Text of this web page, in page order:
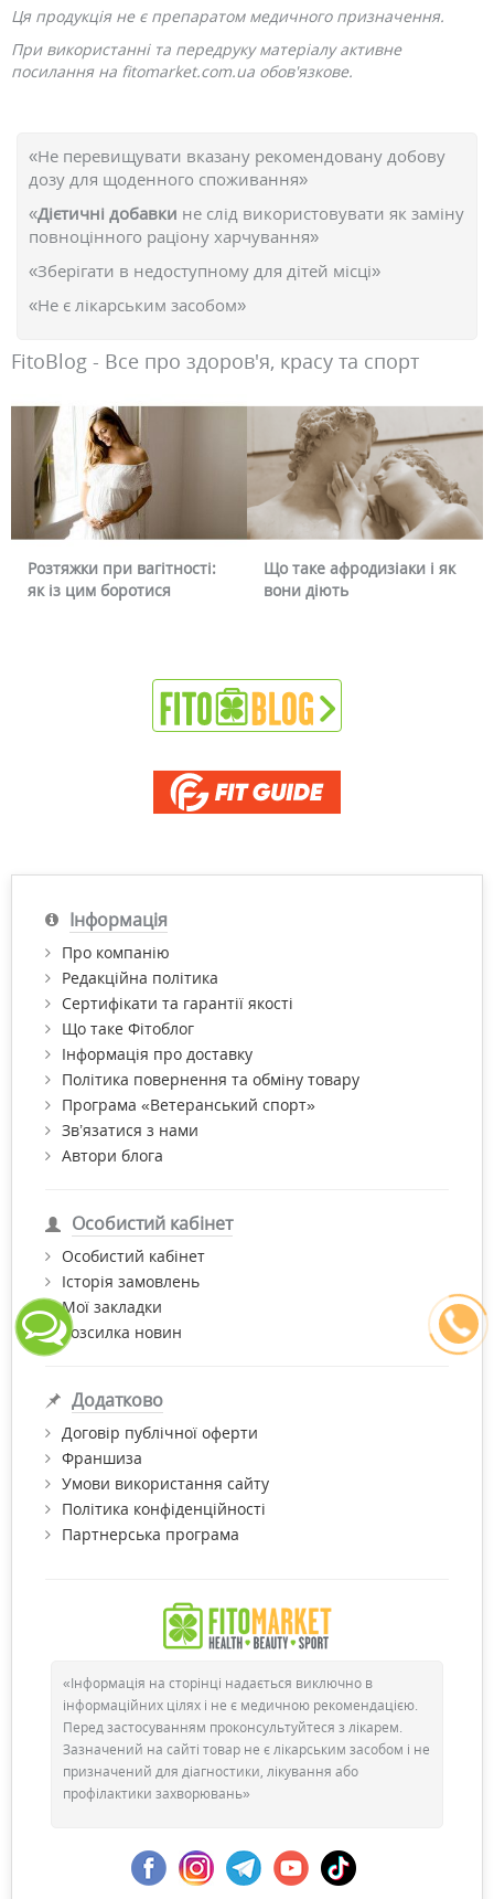
Ця продукція не є препаратом медичного призначення.
При використанні та передруку матеріалу активне
посилання на fitomarket.com.ua обов'язкове.
«Не перевищувати вказану рекомендовану добову
дозу для щоденного споживання»
«Дієтичні добавки не слід використовувати як заміну
повноцінного раціону харчування»
«Зберігати в недоступному для дітей місці»
«Не є лікарським засобом»
FitoBlog - Все про здоров'я, красу та спорт
Що таке афродизіаки і як
вони діють
Чому червоніє обличчя і
чи можна це прибрати
Інформація
Про компанію
Редакційна політика
Сертифікати та гарантії якості
Що таке Фітоблог
Інформація про доставку
Політика повернення та обміну товару
Програма «Ветеранський спорт»
Зв’язатися з нами
Автори блога
Особистий кабінет
Особистий кабінет
Історія замовлень
Мої закладки
Розсилка новин
Додатково
Договір публічної оферти
Франшиза
Умови використання сайту
Політика конфіденційності
Партнерська програма
«Інформація на сторінці надається виключно в
інформаційних цілях і не є медичною рекомендацією.
Перед застосуванням проконсультуйтеся з лікарем.
Зазначений на сайті товар не є лікарським засобом і не
призначений для діагностики, лікування або
профілактики захворювань»